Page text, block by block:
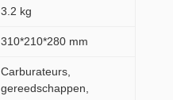
3.2 kg
310*210*280 mm
Carburateurs,
gereedschappen,